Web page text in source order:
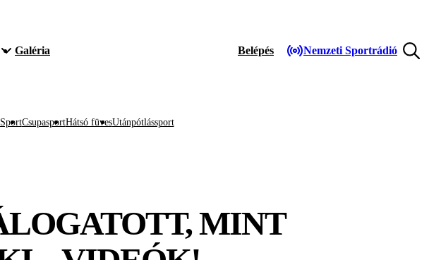
Galéria Belépés Nemzeti Sportrádió
CsupasportHátsó füvesUtánpótlássport
MINT